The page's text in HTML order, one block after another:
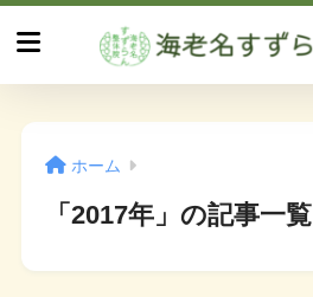
ホーム
「2017年」の記事一覧